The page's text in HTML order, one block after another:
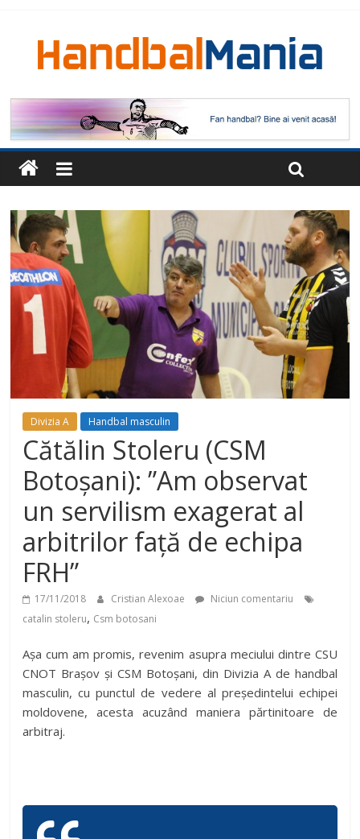
Divizia A Handbal masculin
Cătălin Stoleru (CSM
Botoșani): ”Am observat
un servilism exagerat al
arbitrilor față de echipa
FRH”
17/11/2018 Cristian Alexoae
Niciun comentariu
catalin stoleru, Csm botosani
Așa cum am promis, revenim asupra meciului dintre CSU
CNOT Brașov și CSM Botoșani, din Divizia A de handbal
masculin, cu punctul de vedere al președintelui echipei
moldovene, acesta acuzând maniera părtinitoare de
arbitraj.